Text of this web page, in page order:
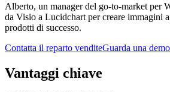
Alberto, un manager del go-to-market per
da Visio a Lucidchart per creare immagini
prodotti di successo.
Contatta il reparto venditeGuarda una demo
Vantaggi chiave